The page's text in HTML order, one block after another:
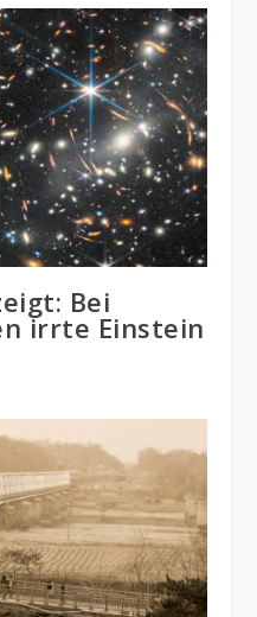
Bei
irrte Einstein